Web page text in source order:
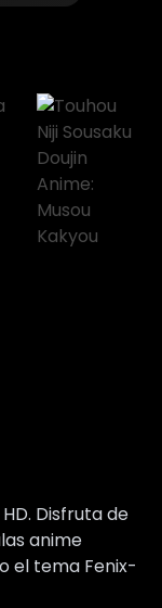
Disfruta de
anime
el tema Fenix-